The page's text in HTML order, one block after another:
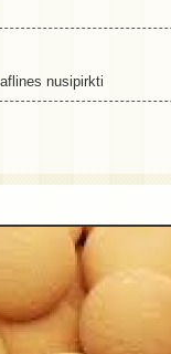
nusipirkti